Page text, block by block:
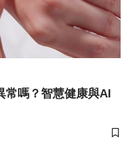
常嗎？智慧健康與AI
儲